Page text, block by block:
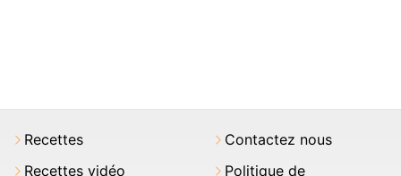
Recettes
Recettes vidéo
Contactez nous
Politique de